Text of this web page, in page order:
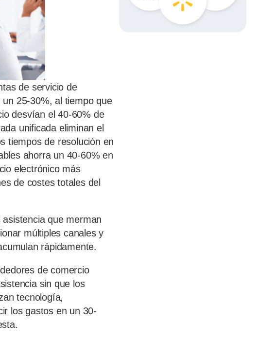
de servicio de
25-30%, al tiempo que
desvían el 40-60% de
unificada eliminan el
tiempos de resolución en
ahorra un 40-60% en
electrónico más
de costes totales del
que merman
múltiples canales y
rápidamente.
de comercio
sin que los
tecnología,
los gastos en un 30-